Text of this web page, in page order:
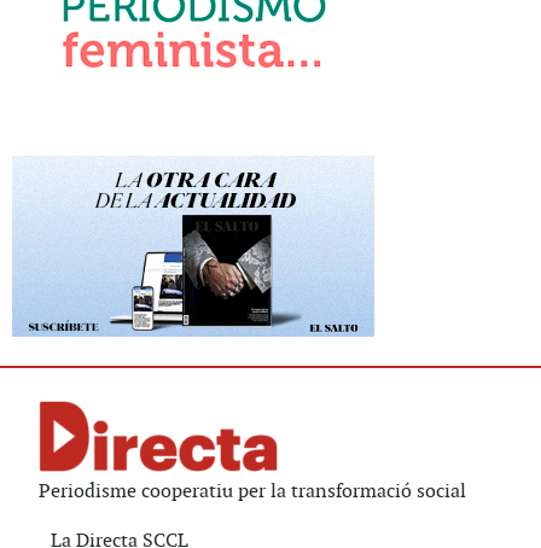
Periodisme cooperatiu per la transformació social
La Directa SCCL